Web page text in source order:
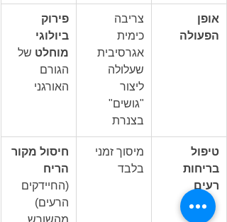
אופן
הפעולה
צריבה
כימית
אגרסיבית
שעלולה
ליצור
"גושים"
בצנרת
פירוק
ביולוגי
מוחלט של
הגורם
האורגני
טיפול
בריחות
רעים
מיסוך זמני
בלבד
חיסול מקור
הריח
(החיידקים
הרעים)